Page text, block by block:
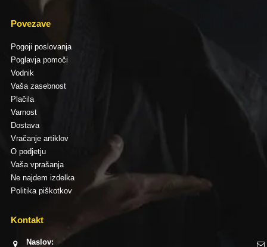
Povezave
Pogoji poslovanja
Poglavja pomoči
Vodnik
Vaša zasebnost
Plačila
Varnost
Dostava
Vračanje artiklov
O podjetju
Vaša vprašanja
Ne najdem izdelka
Politika piškotkov
Kontakt
Naslov: